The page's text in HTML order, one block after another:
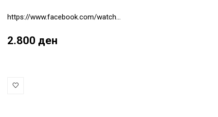
https://www.facebook.com/watch...
2.800 ден